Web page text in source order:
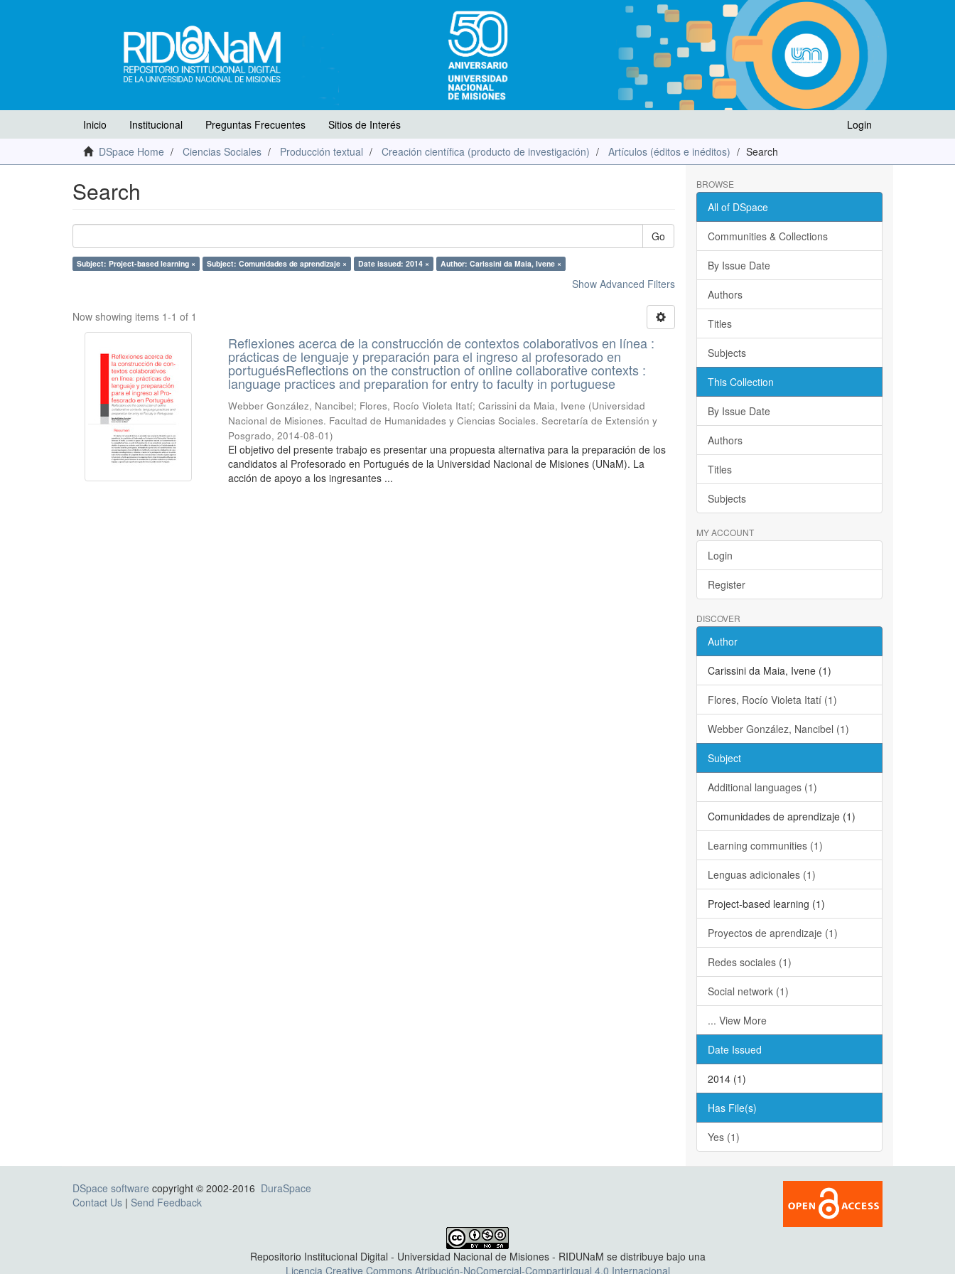
Login
Inicio Institucional Preguntas Frecuentes
Sitios de Interés
DSpace Home
Ciencias Sociales Producción textual Creación científica (producto de investigación) Artículos (éditos e inéditos) Search
Search
Go
Subject: Project-based learning × Subject: Comunidades de aprendizaje × Date issued: 2014 × Author: Carissini da Maia, Ivene ×
Show Advanced Filters
Now showing items 1-1 of 1
Reflexiones acerca de la construcción de contextos colaborativos en línea :
prácticas de lenguaje y preparación para el ingreso al profesorado en
portuguésReflections on the construction of online collaborative contexts :
language practices and preparation for entry to faculty in portuguese
Webber González, Nancibel; Flores, Rocío Violeta Itatí; Carissini da Maia, Ivene (Universidad
Nacional de Misiones. Facultad de Humanidades y Ciencias Sociales. Secretaría de Extensión y
Posgrado,2014-08-01)
El objetivo del presente trabajo es presentar una propuesta alternativa para la preparación de los
candidatos al Profesorado en Portugués de la Universidad Nacional de Misiones (UNaM). La
acción de apoyo a los ingresantes ...
BROWSE
All of DSpace
Communities & Collections
By Issue Date
Authors
Titles
Subjects
This Collection
By Issue Date
Authors
Titles
Subjects
MY ACCOUNT
Login
Register
DISCOVER
Author
Carissini da Maia, Ivene (1)
Flores, Rocío Violeta Itatí (1)
Webber González, Nancibel (1)
Subject
Additional languages (1)
Comunidades de aprendizaje (1)
Learning communities (1)
Lenguas adicionales (1)
Project-based learning (1)
Proyectos de aprendizaje (1)
Redes sociales (1)
Social network (1)
... View More
Date Issued
2014 (1)
Has File(s)
Yes (1)
DSpace software copyright © 2002-2016 DuraSpace
Contact Us | Send Feedback
Repositorio Institucional Digital - Universidad Nacional de Misiones - RIDUNaM se distribuye bajo una
Licencia Creative Commons Atribución-NoComercial-CompartirIgual 4.0 Internacional